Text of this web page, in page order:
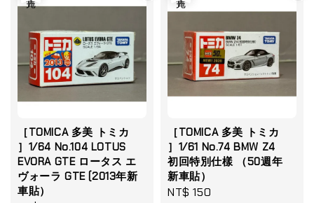
［TOMICA 多美 トミカ
］1/64 No.104 LOTUS
EVORA GTE ロータス エ
ヴォーラ GTE (2013年新
車貼）
［TOMICA 多美 トミカ
］1/61 No.74 BMW Z4
初回特別仕樣 （50週年
新車貼）
Regular
NT$ 150